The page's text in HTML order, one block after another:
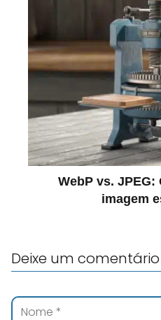
WebP vs.
imagem
Deixe um comentário